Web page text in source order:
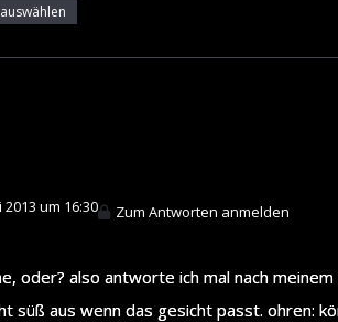
2013 um 16:30 Zum Antworten anmelden
oder? also antworte ich mal nach meinem
süß aus wenn das gesicht passt. ohren: